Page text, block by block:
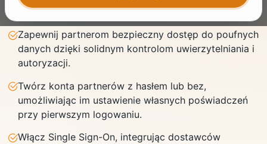
Zapewnij partnerom bezpieczny dostęp do poufnych
danych dzięki solidnym kontrolom uwierzytelniania i
autoryzacji.
Twórz konta partnerów z hasłem lub bez,
umożliwiając im ustawienie własnych poświadczeń
przy pierwszym logowaniu.
Włącz Single Sign-On, integrując dostawców